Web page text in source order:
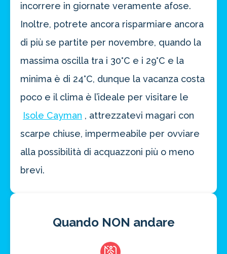
incorrere in giornate veramente afose.
Inoltre, potrete ancora risparmiare ancora
di più se partite per novembre, quando la
massima oscilla tra i 30°C e i 29°C e la
minima è di 24°C, dunque la vacanza costa
poco e il clima è l’ideale per visitare le
Isole Cayman , attrezzatevi magari con
scarpe chiuse, impermeabile per ovviare
alla possibilità di acquazzoni più o meno
brevi.
Quando NON andare